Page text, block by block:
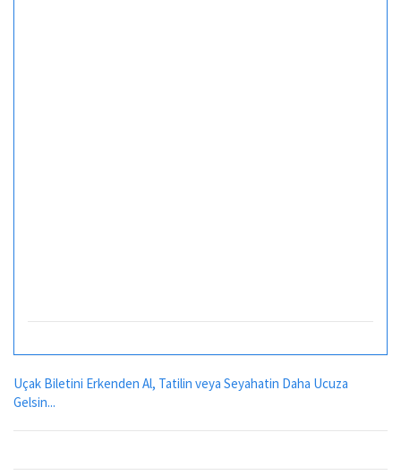
Uçak Biletini Erkenden Al, Tatilin veya Seyahatin Daha Ucuza
Gelsin...